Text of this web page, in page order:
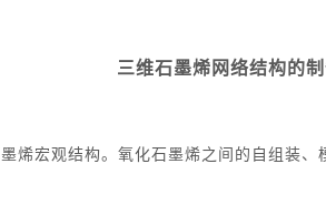
三维石墨烯网络结构的
宏观结构。氧化石墨烯之间的自组装